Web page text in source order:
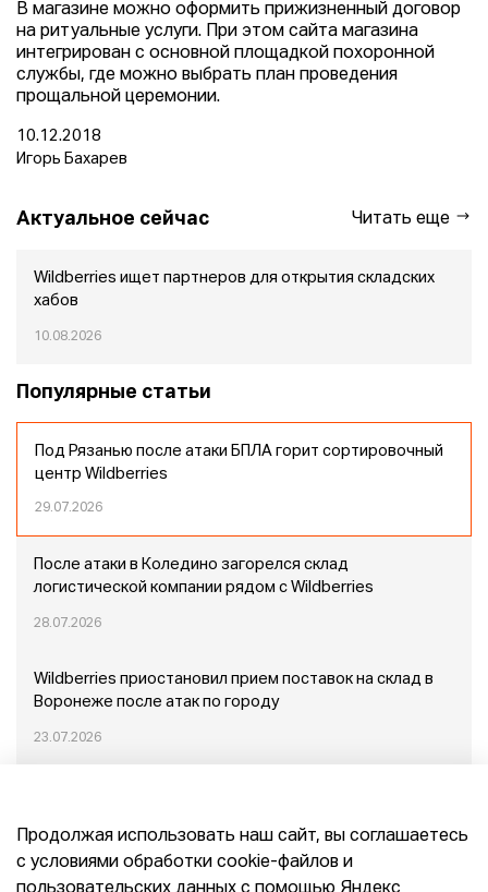
В магазине можно оформить прижизненный договор
на ритуальные услуги. При этом сайта магазина
интегрирован с основной площадкой похоронной
службы, где можно выбрать план проведения
прощальной церемонии.
10.12.2018
Игорь Бахарев
Актуальное сейчас Читать еще
Wildberries ищет партнеров для открытия складских
хабов
10.08.2026
Популярные статьи
Под Рязанью после атаки БПЛА горит сортировочный
центр Wildberries
29.07.2026
После атаки в Коледино загорелся склад
логистической компании рядом с Wildberries
28.07.2026
Wildberries приостановил прием поставок на склад в
Воронеже после атак по городу
23.07.2026
Продолжая использовать наш сайт, вы соглашаетесь
с условиями обработки cookie-файлов и